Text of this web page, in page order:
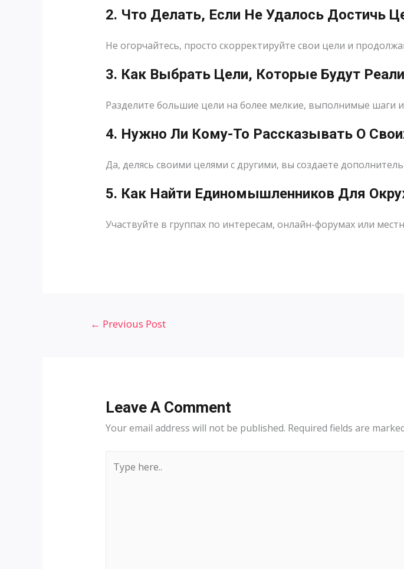
2. Что Делать, Если Не Удалось Достичь
Не огорчайтесь, просто скорректируйте свои цели и
3. Как Выбрать Цели, Которые Будут
Разделите большие цели на более мелкие, выполнимые шаги
4. Нужно Ли Кому-То Рассказывать О
Да, делясь своими целями с другими, вы создаете
5. Как Найти Единомышленников Для
Участвуйте в группах по интересам, онлайн-форумах или
← Previous Post
Leave A Comment
Your email address will not be published. Required fields are
here..